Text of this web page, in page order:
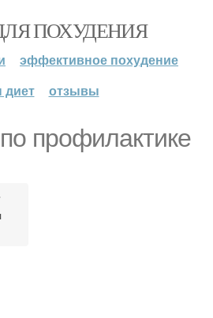
ПОХУДЕНИЯ
эффективное похудение
отзывы
профилактике